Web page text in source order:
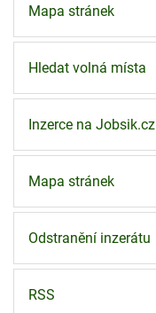
Mapa stránek
Hledat volná místa
Inzerce na Jobsik.cz
Mapa stránek
Odstranění inzerátu
RSS